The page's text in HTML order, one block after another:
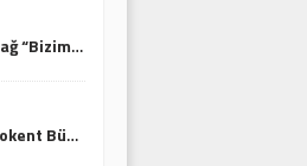
Başkan Karadağ “Bizim İçin Önemli 3 Konu Vardı”
Malatya Teknokent Büyümeye ve Gelişmeye Devam Ediyor